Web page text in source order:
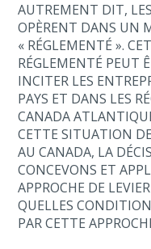
AUTREMENT DIT,
OPÈRENT DANS UN
« RÉGLEMENTÉ ».
RÉGLEMENTÉ PEUT
INCITER LES
PAYS ET DANS LES
CANADA
CETTE SITUATION
AU CANADA, LA
CONCEVONS ET
APPROCHE DE
QUELLES
PAR CETTE